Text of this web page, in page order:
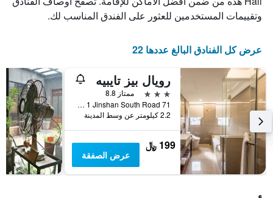
أيام
الأسبوع.
التالي
محور
Y
الذي
يعرض
متوسط
سعر
غرفة
وتقييمات المستخدمين للعثور على الفندق المناسب لك.
عرض كل الفنادق البالغ عددها 22
رويال بيز تايبيه
3 نجوم
ممتاز 8.8
71 Sec 1 Jinshan South Road, مدينة تايبيه, تايوان
2.2 كيلومتر عن وسط المدينة
199 ﷼
عرض الصفقة